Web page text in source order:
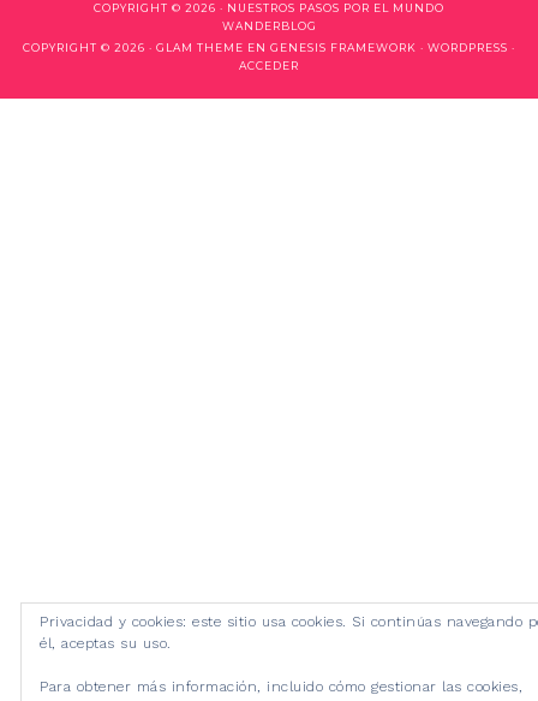
COPYRIGHT © 2026 · NUESTROS PASOS POR EL MUNDO
WANDERBLOG
COPYRIGHT © 2026 · GLAM THEME EN GENESIS FRAMEWORK · WORDPRESS ·
ACCEDER
Privacidad y cookies: este sitio usa cookies. Si continúas navegando
él, aceptas su uso.
Para obtener más información, incluido cómo gestionar las cookies,